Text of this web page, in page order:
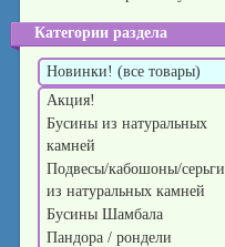
Категории раздела
Новинки! (все товары)
Акция!
Бусины из натуральных
камней
Подвесы/кабошоны/серьги
из натуральных камней
Бусины Шамбала
Пандора / рондели